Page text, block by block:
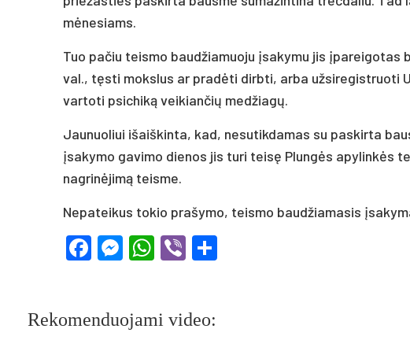
mėnesiams.
Tuo pačiu teismo baudžiamuoju įsakymu jis
val., tęsti mokslus ar pradėti dirbti, arba užsiregistruoti
vartoti psichiką veikiančių medžiagų.
Jaunuoliui išaiškinta, kad, nesutikdamas su paskirta
įsakymo gavimo dienos jis turi teisę Plungės apylinkės
nagrinėjimą teisme.
Nepateikus tokio prašymo, teismo baudžiamasis
Facebook
Messenger
WhatsApp
Viber
Rekomenduojami video: